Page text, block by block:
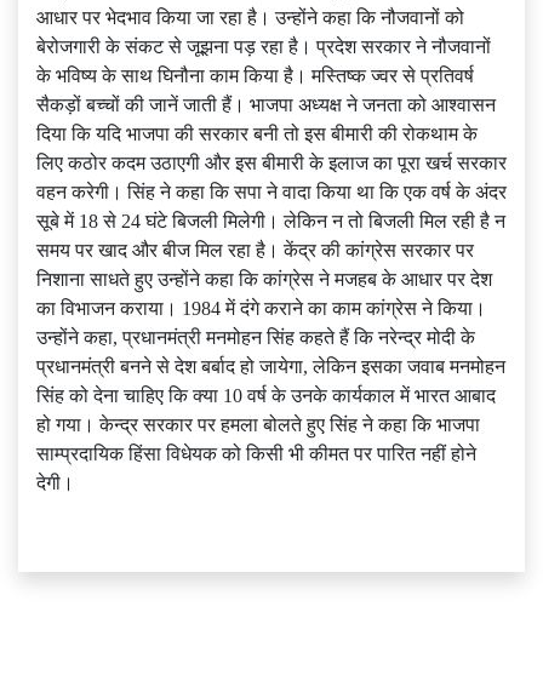
आधार पर भेदभाव किया जा रहा है। उन्होंने कहा कि नौजवानों को
बेरोजगारी के संकट से जूझना पड़ रहा है। प्रदेश सरकार ने नौजवानों
के भविष्य के साथ घिनौना काम किया है। मस्तिष्क ज्वर से प्रतिवर्ष
सैकड़ों बच्चों की जानें जाती हैं। भाजपा अध्यक्ष ने जनता को आश्वासन
दिया कि यदि भाजपा की सरकार बनी तो इस बीमारी की रोकथाम के
लिए कठोर कदम उठाएगी और इस बीमारी के इलाज का पूरा खर्च सरकार
वहन करेगी। सिंह ने कहा कि सपा ने वादा किया था कि एक वर्ष के अंदर
सूबे में 18 से 24 घंटे बिजली मिलेगी। लेकिन न तो बिजली मिल रही है न
समय पर खाद और बीज मिल रहा है। केंद्र की कांग्रेस सरकार पर
निशाना साधते हुए उन्होंने कहा कि कांग्रेस ने मजहब के आधार पर देश
का विभाजन कराया। 1984 में दंगे कराने का काम कांग्रेस ने किया।
उन्होंने कहा, प्रधानमंत्री मनमोहन सिंह कहते हैं कि नरेन्द्र मोदी के
प्रधानमंत्री बनने से देश बर्बाद हो जायेगा, लेकिन इसका जवाब मनमोहन
सिंह को देना चाहिए कि क्या 10 वर्ष के उनके कार्यकाल में भारत आबाद
हो गया। केन्द्र सरकार पर हमला बोलते हुए सिंह ने कहा कि भाजपा
साम्प्रदायिक हिंसा विधेयक को किसी भी कीमत पर पारित नहीं होने
देगी।